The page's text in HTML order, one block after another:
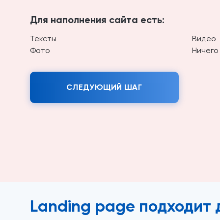
Для наполнения сайта есть:
Тексты
Видео
Фото
Ничего
СЛЕДУЮЩИЙ ШАГ
Landing page подходит